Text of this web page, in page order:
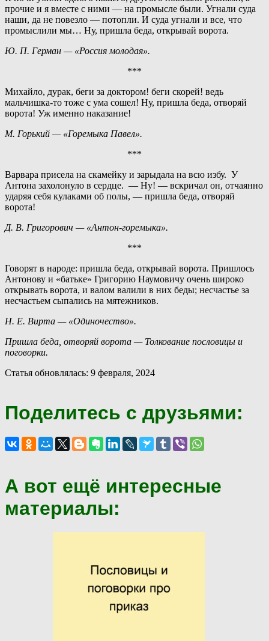
прочие и я вместе с ними — на промысле были. Угнали суда
наши, да не повезло — потопли. И суда угнали и все, что
промыслили мы… Ну, пришла беда, открывай ворота.
Ю. П. Герман — «Россия молодая».
***
Михайло, дурак, беги за доктором! беги скорей! ведь
мальчишка-то тоже с ума сошел! Ну, пришла беда, отворяй
ворота! Уж именно наказание!
М. Горький — «Горемыка Павел».
***
Варвара присела на скамейку и зарыдала на всю избу. У
Антона захолонуло в сердце. — Ну! — вскричал он, отчаянно
ударяя себя кулаками об полы, — пришла беда, отворяй
ворота!
Д. В. Григорович — «Антон-горемыка».
***
Говорят в народе: пришла беда, открывай ворота. Пришлось
Антонову и «батьке» Григорию Наумовичу очень широко
открывать ворота, и валом валили в них беды; несчастье за
несчастьем сыпались на мятежников.
Н. Е. Вирта — «Одиночество».
Пришла беда, отворяй ворота — Толкование пословицы и
поговорки.
Статья обновлялась: 9 февраля, 2024
Поделитесь с друзьями:
А вот ещё интересные
материалы: